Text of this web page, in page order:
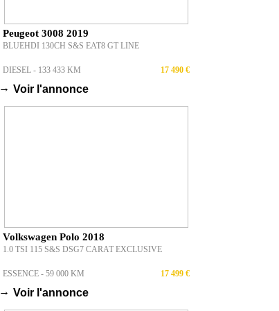
Peugeot 3008 2019
BLUEHDI 130CH S&S EAT8 GT LINE
DIESEL - 133 433 KM 17 490 €
→ Voir l'annonce
Volkswagen Polo 2018
1.0 TSI 115 S&S DSG7 CARAT EXCLUSIVE
ESSENCE - 59 000 KM 17 499 €
→ Voir l'annonce